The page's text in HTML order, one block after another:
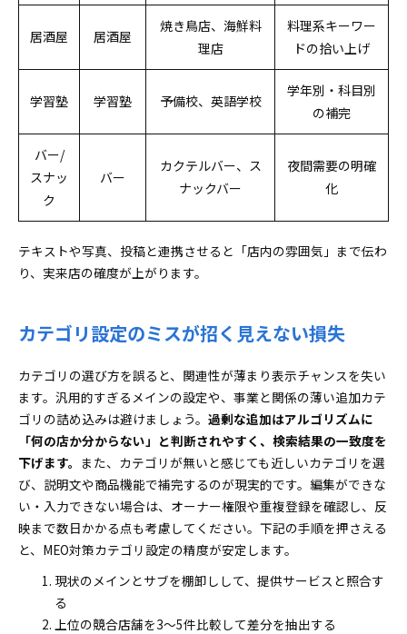
居酒屋 居酒屋
焼き鳥店、海鮮料
理店
料理系キーワー
ドの拾い上げ
学習塾 学習塾 予備校、英語学校
学年別・科目別
の補完
バー/
スナッ
ク
バー
カクテルバー、ス
ナックバー
夜間需要の明確
化
テキストや写真、投稿と連携させると「店内の雰囲気」まで伝わ
り、実来店の確度が上がります。
カテゴリ設定のミスが招く見えない損失
カテゴリの選び方を誤ると、関連性が薄まり表示チャンスを失い
ます。汎用的すぎるメインの設定や、事業と関係の薄い追加カテ
ゴリの詰め込みは避けましょう。 過剰な追加はアルゴリズムに
「何の店か分からない」と判断されやすく、検索結果の一致度を
下げます。 また、カテゴリが無いと感じても近しいカテゴリを選
び、説明文や商品機能で補完するのが現実的です。編集ができな
い・入力できない場合は、オーナー権限や重複登録を確認し、反
映まで数日かかる点も考慮してください。下記の手順を押さえる
と、MEO対策カテゴリ設定の精度が安定します。
現状のメインとサブを棚卸しして、提供サービスと照合す
る
上位の競合店舗を3〜5件比較して差分を抽出する